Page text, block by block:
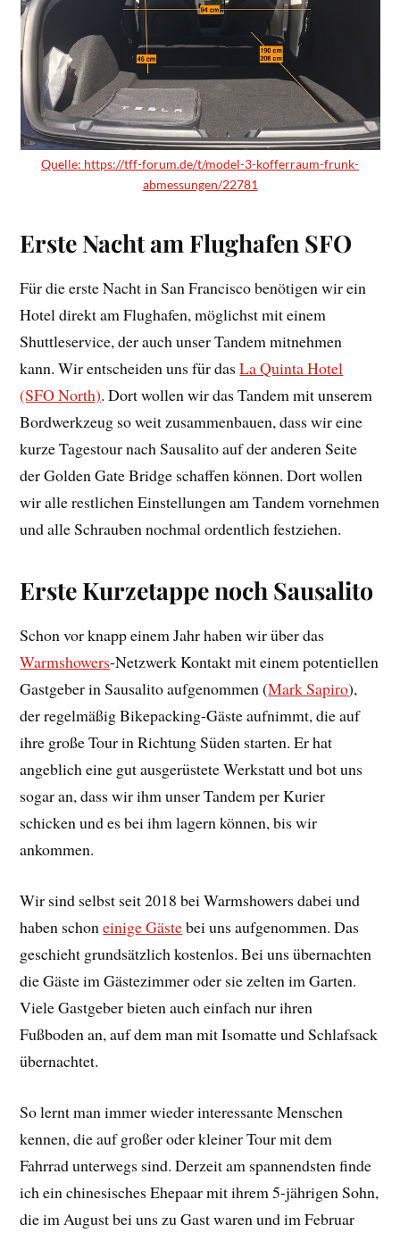
Quelle: https://tff-forum.de/t/model-3-kofferraum-frunk-
abmessungen/22781
Erste Nacht am Flughafen SFO
Für die erste Nacht in San Francisco benötigen wir ein
Hotel direkt am Flughafen, möglichst mit einem
Shuttleservice, der auch unser Tandem mitnehmen
kann. Wir entscheiden uns für dasLa Quinta Hotel
(SFO North). Dort wollen wir das Tandem mit unserem
Bordwerkzeug so weit zusammenbauen, dass wir eine
kurze Tagestour nach Sausalito auf der anderen Seite
der Golden Gate Bridge schaffen können. Dort wollen
wir alle restlichen Einstellungen am Tandem vornehmen
und alle Schrauben nochmal ordentlich festziehen.
Erste Kurzetappe noch Sausalito
Schon vor knapp einem Jahr haben wir über das
Warmshowers-Netzwerk Kontakt mit einem potentiellen
Gastgeber in Sausalito aufgenommen (Mark Sapiro),
der regelmäßig Bikepacking-Gäste aufnimmt, die auf
ihre große Tour in Richtung Süden starten. Er hat
angeblich eine gut ausgerüstete Werkstatt und bot uns
sogar an, dass wir ihm unser Tandem per Kurier
schicken und es bei ihm lagern können, bis wir
ankommen.
Wir sind selbst seit 2018 bei Warmshowers dabei und
haben schoneinige Gästebei uns aufgenommen. Das
geschieht grundsätzlich kostenlos. Bei uns übernachten
die Gäste im Gästezimmer oder sie zelten im Garten.
Viele Gastgeber bieten auch einfach nur ihren
Fußboden an, auf dem man mit Isomatte und Schlafsack
übernachtet.
So lernt man immer wieder interessante Menschen
kennen, die auf großer oder kleiner Tour mit dem
Fahrrad unterwegs sind. Derzeit am spannendsten finde
ich ein chinesisches Ehepaar mit ihrem 5-jährigen Sohn,
die im August bei uns zu Gast waren und im Februar